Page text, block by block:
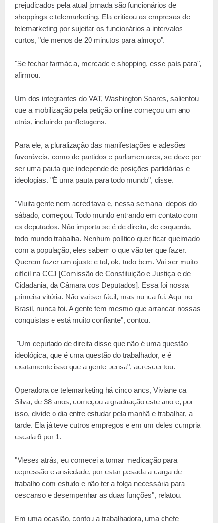
prejudicados pela atual jornada são funcionários de
shoppings e telemarketing. Ela criticou as empresas de
telemarketing por sujeitar os funcionários a intervalos
curtos, "de menos de 20 minutos para almoço".
"Se fechar farmácia, mercado e shopping, esse país para",
afirmou.
Um dos integrantes do VAT, Washington Soares, salientou
que a mobilização pela petição online começou um ano
atrás, incluindo panfletagens.
Para ele, a pluralização das manifestações e adesões
favoráveis, como de partidos e parlamentares, se deve por
ser uma pauta que independe de posições partidárias e
ideologias. "É uma pauta para todo mundo", disse.
"Muita gente nem acreditava e, nessa semana, depois do
sábado, começou. Todo mundo entrando em contato com
os deputados. Não importa se é de direita, de esquerda,
todo mundo trabalha. Nenhum político quer ficar queimado
com a população, eles sabem o que vão ter que fazer.
Querem fazer um ajuste e tal, ok, tudo bem. Vai ser muito
difícil na CCJ [Comissão de Constituição e Justiça e de
Cidadania, da Câmara dos Deputados]. Essa foi nossa
primeira vitória. Não vai ser fácil, mas nunca foi. Aqui no
Brasil, nunca foi. A gente tem mesmo que arrancar nossas
conquistas e está muito confiante", contou.
"Um deputado de direita disse que não é uma questão
ideológica, que é uma questão do trabalhador, e é
exatamente isso que a gente pensa", acrescentou.
Operadora de telemarketing há cinco anos, Viviane da
Silva, de 38 anos, começou a graduação este ano e, por
isso, divide o dia entre estudar pela manhã e trabalhar, a
tarde. Ela já teve outros empregos e em um deles cumpria
escala 6 por 1.
"Meses atrás, eu comecei a tomar medicação para
depressão e ansiedade, por estar pesada a carga de
trabalho com estudo e não ter a folga necessária para
descanso e desempenhar as duas funções", relatou.
Em uma ocasião, contou a trabalhadora, uma chefe